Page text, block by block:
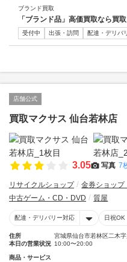
ブランド買取
「ブランド品」高価買取なら買
受付中 出張・訪問 配達・デリバ
店舗公式
買取マクサス 仙台若林店
3.05 写真 7
リサイクルショップ 金券ショップ
中古ゲーム・CD・DVD
質屋
配達・デリバリー対応 日祝OK
住所
宮城県仙台市若林区二木
本日の営業状況 10:00〜20:00
商品・サービス